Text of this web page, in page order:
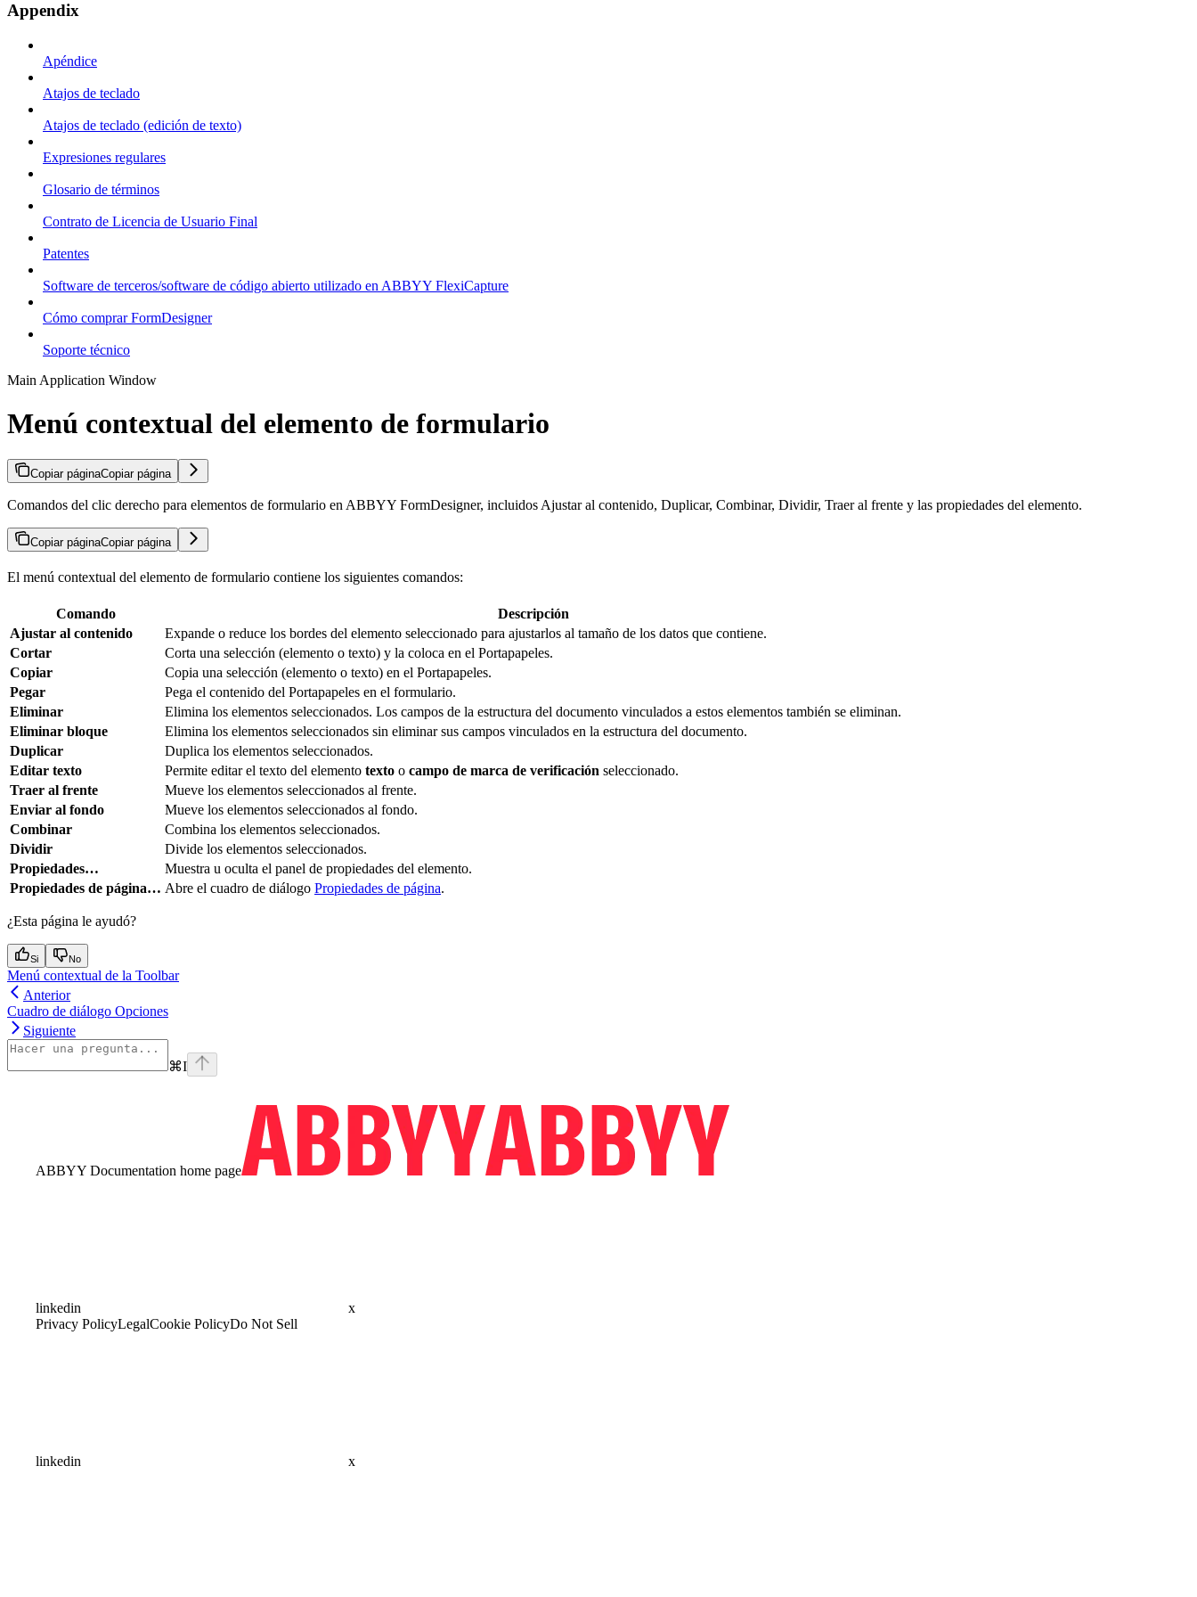
Appendix
Apéndice
Atajos de teclado
Atajos de teclado (edición de texto)
Expresiones regulares
Glosario de términos
Contrato de Licencia de Usuario Final
Patentes
Software de terceros/software de código abierto utilizado en ABBYY FlexiCapture
Cómo comprar FormDesigner
Soporte técnico
Main Application Window
Menú contextual del elemento de formulario
Copiar páginaCopiar página
Comandos del clic derecho para elementos de formulario en ABBYY FormDesigner, incluidos Ajustar al contenido, Duplicar, Combinar, Dividir, Traer al frente y las propiedades del elemento.
Copiar páginaCopiar página
El menú contextual del elemento de formulario contiene los siguientes comandos:
Comando
Descripción
Ajustar al contenido
Expande o reduce los bordes del elemento seleccionado para ajustarlos al tamaño de los datos que contiene.
Cortar
Corta una selección (elemento o texto) y la coloca en el Portapapeles.
Copiar
Copia una selección (elemento o texto) en el Portapapeles.
Pegar
Pega el contenido del Portapapeles en el formulario.
Eliminar
Elimina los elementos seleccionados. Los campos de la estructura del documento vinculados a estos elementos también se eliminan.
Eliminar bloque
Elimina los elementos seleccionados sin eliminar sus campos vinculados en la estructura del documento.
Duplicar
Duplica los elementos seleccionados.
Editar texto
Permite editar el texto del elemento texto o campo de marca de verificación seleccionado.
Traer al frente
Mueve los elementos seleccionados al frente.
Enviar al fondo
Mueve los elementos seleccionados al fondo.
Combinar
Combina los elementos seleccionados.
Dividir
Divide los elementos seleccionados.
Propiedades…
Muestra u oculta el panel de propiedades del elemento.
Propiedades de página… Abre el cuadro de diálogo Propiedades de página.
¿Esta página le ayudó?
Si No
Menú contextual de la Toolbar
Anterior
Cuadro de diálogo Opciones
Siguiente
⌘I
ABBYY Documentation home page
linkedin
x
Privacy PolicyLegalCookie PolicyDo Not Sell
linkedin x